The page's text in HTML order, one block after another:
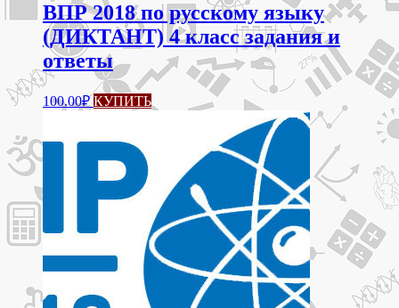
ВПР 2018 по русскому языку
(ДИКТАНТ) 4 класс задания и
ответы
100.00₽ КУПИТЬ